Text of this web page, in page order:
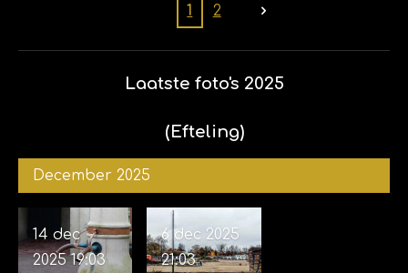
2026
1 2
Laatste foto's 2025
(Efteling)
December 2025
14 dec
2025 19:03
6 dec 2025
21:03